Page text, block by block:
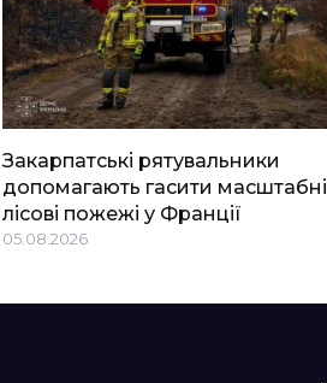
Закарпатські рятувальники
допомагають гасити масштабні
лісові пожежі у Франції
05.08.2026